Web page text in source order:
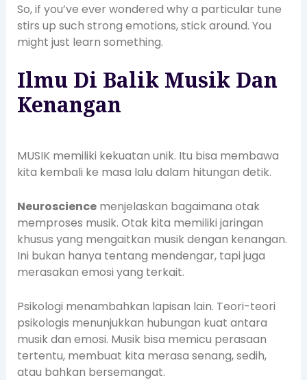
So, if you’ve ever wondered why a particular tune
stirs up such strong emotions, stick around. You
might just learn something.
Ilmu Di Balik Musik Dan
Kenangan
MUSIK memiliki kekuatan unik. Itu bisa membawa
kita kembali ke masa lalu dalam hitungan detik.
Neurosciencemenjelaskan bagaimana otak
memproses musik. Otak kita memiliki jaringan
khusus yang mengaitkan musik dengan kenangan.
Ini bukan hanya tentang mendengar, tapi juga
merasakan emosi yang terkait.
Psikologi menambahkan lapisan lain. Teori-teori
psikologis menunjukkan hubungan kuat antara
musik dan emosi. Musik bisa memicu perasaan
tertentu, membuat kita merasa senang, sedih,
atau bahkan bersemangat.